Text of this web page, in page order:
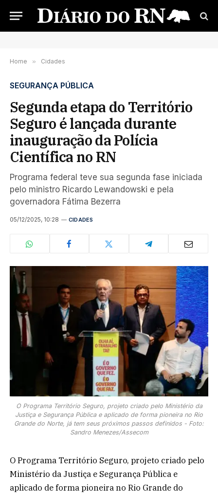
Home » Cidades
SEGURANÇA PÚBLICA
Segunda etapa do Território
Seguro é lançada durante
inauguração da Polícia
Científica no RN
Programa federal teve sua segunda fase iniciada
pelo ministro Ricardo Lewandowski e pela
governadora Fátima Bezerra
05/12/2025, 10:28 CIDADES
O Programa Território Seguro, projeto criado pelo Ministério da
Justiça e Segurança Pública e aplicado de forma pioneira no Rio
Grande do Norte, já tem seus próximos passos definidos - Foto:
Sandro Menezes/Assecom
O Programa Território Seguro, projeto criado pelo
Ministério da Justiça e Segurança Pública e
aplicado de forma pioneira no Rio Grande do